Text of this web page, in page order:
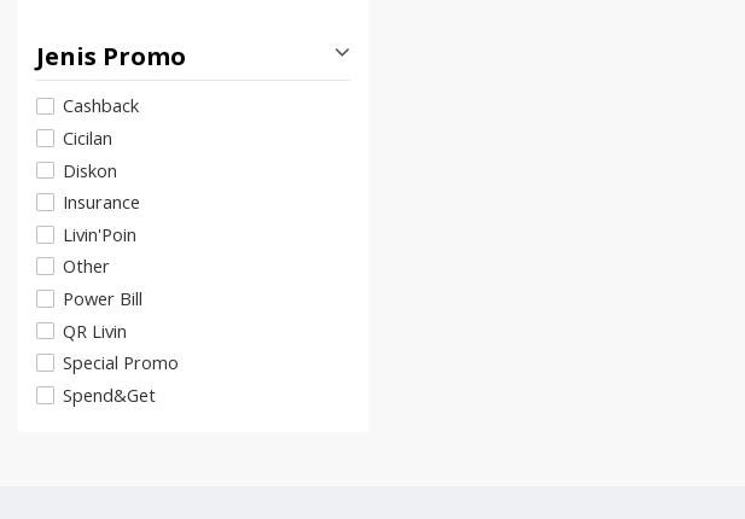
Jenis Promo
Cashback
Cicilan
Diskon
Insurance
Livin'Poin
Other
Power Bill
QR Livin
Special Promo
Spend&Get